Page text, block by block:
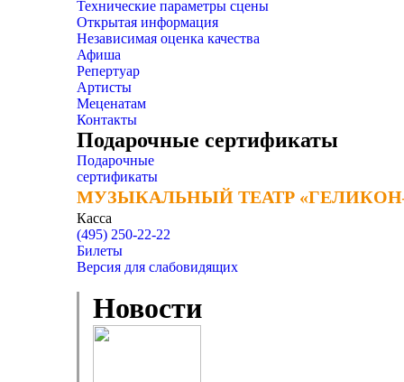
Технические параметры сцены
Открытая информация
Независимая оценка качества
Афиша
Репертуар
Артисты
Меценатам
Контакты
Подарочные сертификаты
Подарочные
сертификаты
МУЗЫКАЛЬНЫЙ ТЕАТР
МУЗЫКАЛЬНЫЙ ТЕАТР
Касса
(495) 250-22-22
Билеты
Версия для слабовидящих
Новости